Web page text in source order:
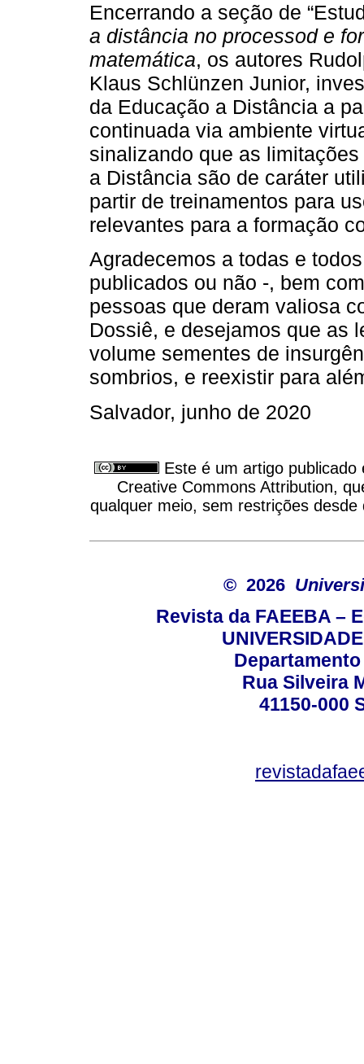
Encerrando a seção de
a distância no processod e
matemática, os autores
Klaus Schlünzen Junior,
da Educação a Distância a
continuada via ambiente
sinalizando que as
a Distância são de caráter
partir de treinamentos para
relevantes para a formação
Agradecemos a todas e
publicados ou não -, bem
pessoas que deram valiosa
Dossiê, e desejamos que as
volume sementes de
sombrios, e reexistir para
Salvador, junho de 2020
Este é um artigo
Creative Commons Attribution,
qualquer meio, sem restrições
© 2026
Revista da FAEEBA –
Rua Silveira
41150-000